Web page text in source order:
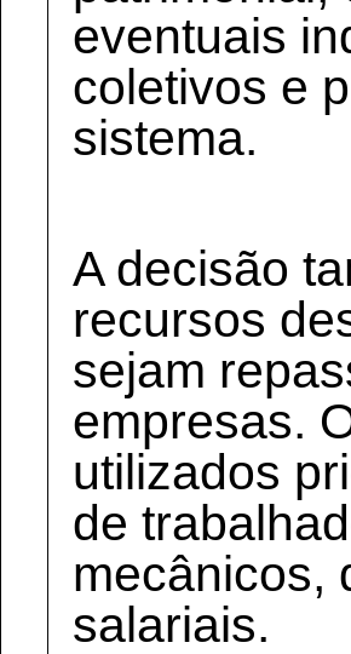
eventuais
coletivos e
sistema.
A decisão
recursos
sejam
empresas.
utilizados
de
mecânicos,
salariais.